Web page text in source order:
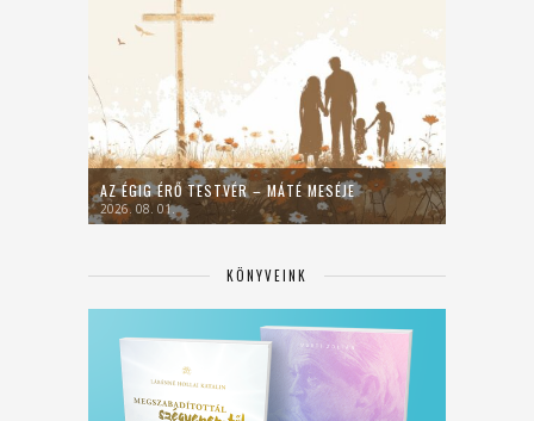
AZ ÉGIG ÉRŐ TESTVÉR – MÁTÉ MESÉJE
2026. 08. 01.
KÖNYVEINK